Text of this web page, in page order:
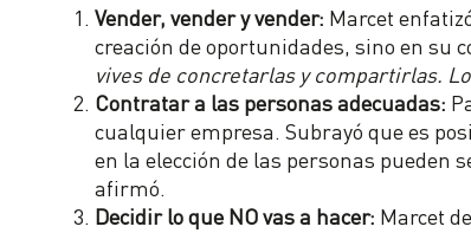
Vender, vender y vender: Marcet
creación de oportunidades, sino en su
vives de concretarlas y compartirlas.
Contratar a las personas adecuadas:
cualquier empresa. Subrayó que es
en la elección de las personas pueden
afirmó.
Decidir lo que NO vas a hacer: Marcet